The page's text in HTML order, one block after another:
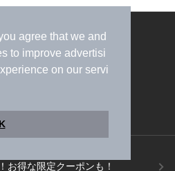
agree that we and
to improve advertisi
on our servi
カウントをフォローして
ポン情報を受け取ろう
お得な限定クーポンも！